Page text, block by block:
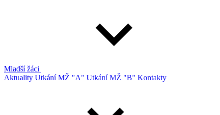
Mladší žáci
Aktuality Utkání MŽ "A" Utkání MŽ "B" Kontakty